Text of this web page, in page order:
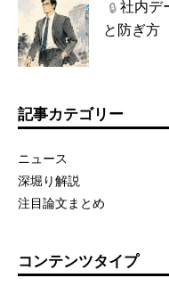
🔒社内デ
と防ぎ方
記事カテゴリー
ニュース
深堀り解説
注目論文まとめ
コンテンツタイプ